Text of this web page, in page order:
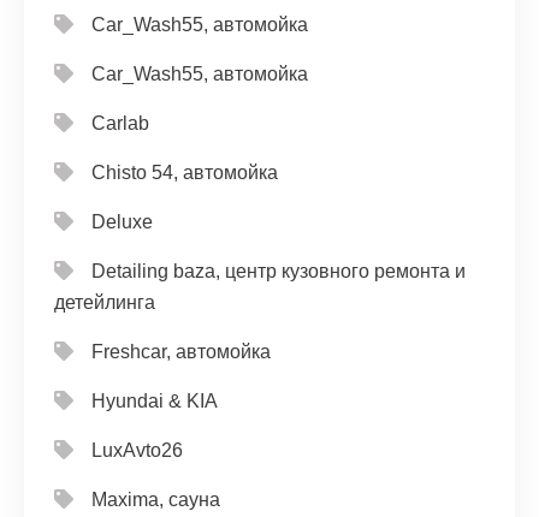
Car_Wash55, автомойка
Car_Wash55, автомойка
Carlab
Chisto 54, автомойка
Deluxe
Detailing baza, центр кузовного ремонта и
детейлинга
Freshcar, автомойка
Hyundai & KIA
LuxAvto26
Maxima, сауна